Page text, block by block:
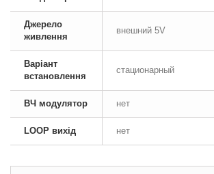
Джерело
живлення
внешний 5V
Варіант
встановлення
стационарный
ВЧ модулятор нет
LOOP вихід нет